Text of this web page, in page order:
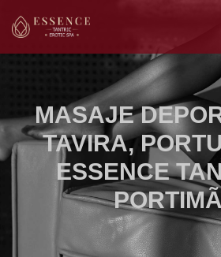
MASAJE
TAVIRA,
ESSENCE